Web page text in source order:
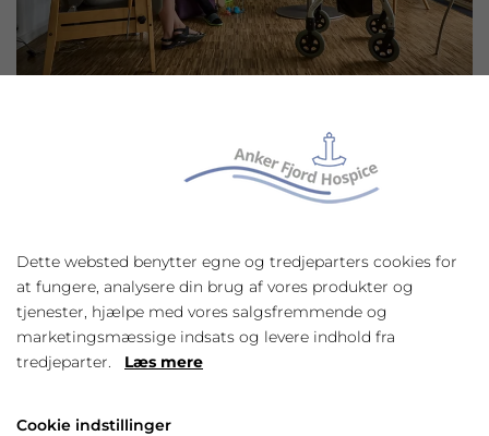
Dette websted benytter egne og tredjeparters cookies for
at fungere, analysere din brug af vores produkter og
tjenester, hjælpe med vores salgsfremmende og
marketingsmæssige indsats og levere indhold fra
tredjeparter. Læs mere
Cookie indstillinger